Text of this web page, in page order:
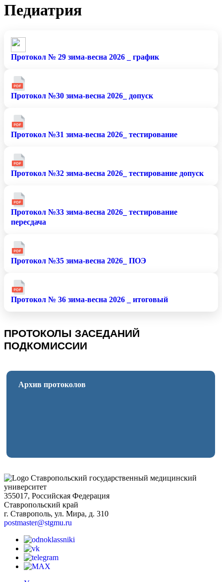
Педиатрия
Протокол № 29 зима-весна 2026 _ график
Протокол №30 зима-весна 2026_ допуск
Протокол №31 зима-весна 2026_ тестирование
Протокол №32 зима-весна 2026_ тестирование допуск
Протокол №33 зима-весна 2026_ тестирование
пересдача
Протокол №35 зима-весна 2026_ ПОЭ
Протокол № 36 зима-весна 2026 _ итоговый
ПРОТОКОЛЫ ЗАСЕДАНИЙ
ПОДКОМИССИИ
Архив протоколов
Ставропольский государственный медицинский
университет
355017, Российская Федерация
Ставропольский край
г. Ставрополь, ул. Мира, д. 310
postmaster@stgmu.ru